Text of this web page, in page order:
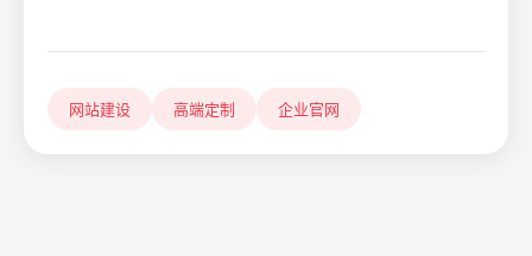
网站建设 高端定制 企业官网